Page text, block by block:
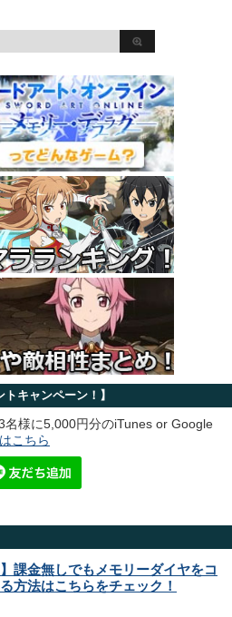
トキャンペーン！】
名様に5,000円分のiTunes or Google
こちら
】課金無しでもメモリーダイヤをコ
方法はこちらをチェック！